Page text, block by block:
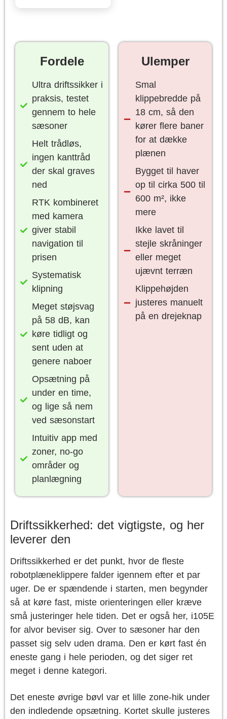
Fordele
Ultra driftssikker i
praksis, testet
gennem to hele
sæsoner
Helt trådløs,
ingen kanttråd
der skal graves
ned
RTK kombineret
med kamera
giver stabil
navigation til
prisen
Systematisk
klipning
Meget støjsvag
på 58 dB, kan
køre tidligt og
sent uden at
genere naboer
Opsætning på
under en time,
og lige så nem
ved sæsonstart
Intuitiv app med
zoner, no-go
områder og
planlægning
Ulemper
Smal
klippebredde på
18 cm, så den
kører flere baner
for at dække
plænen
Bygget til haver
op til cirka 500 til
600 m², ikke
mere
Ikke lavet til
stejle skråninger
eller meget
ujævnt terræn
Klippehøjden
justeres manuelt
på en drejeknap
Driftssikkerhed: det vigtigste, og her
leverer den
Driftssikkerhed er det punkt, hvor de fleste
robotplæneklippere falder igennem efter et par
uger. De er spændende i starten, men begynder
så at køre fast, miste orienteringen eller kræve
små justeringer hele tiden. Det er også her, i105E
for alvor beviser sig. Over to sæsoner har den
passet sig selv uden drama. Den er kørt fast én
eneste gang i hele perioden, og det siger ret
meget i denne kategori.
Det eneste øvrige bøvl var et lille zone-hik under
den indledende opsætning. Kortet skulle justeres